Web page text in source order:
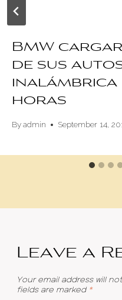
BMW
de sus
inalámbrica
horas
Byadmin September 14,
Leave a
Your email address will
fields are marked *